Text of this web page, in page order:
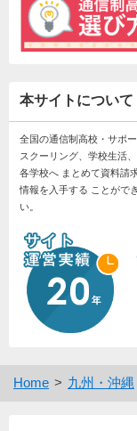
本サイトについて
全国の通信制高校・サポ
スクーリング、学校生活
各学校へ まとめて資料請
情報を入手する ことがで
い。
Home 九州・沖縄